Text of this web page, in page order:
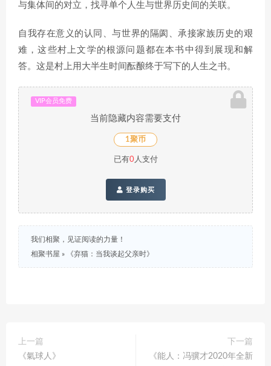
与集体间的对立，找寻单个人生与世界历史间的关联。
自我存在意义的认同、与世界的隔阂、承接家族历史的艰
难，这些村上文学的根源问题都在本书中得到展现和解
答。这是村上用大半生时间酝酿终于写下的人生之书。
VIP会员免费
当前隐藏内容需要支付
1聚币
已有0人支付
登录购买
我们相聚，见证阅读的力量！
相聚书屋 » 《弃猫：当我谈起父亲时》
上一篇
《氣球人》
下一篇
《能人：冯骥才2020年全新